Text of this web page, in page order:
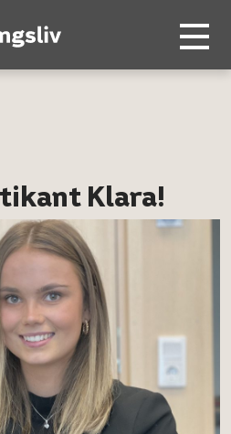
Klara!